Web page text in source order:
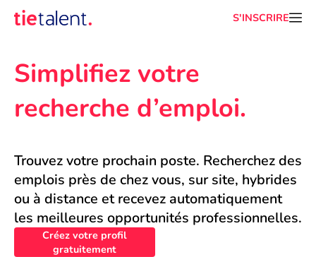
S'INSCRIRE
Simplifiez votre
recherche d’emploi.
Trouvez votre prochain poste. Recherchez des
emplois près de chez vous, sur site, hybrides
ou à distance et recevez automatiquement
les meilleures opportunités professionnelles.
Créez votre profil
gratuitement